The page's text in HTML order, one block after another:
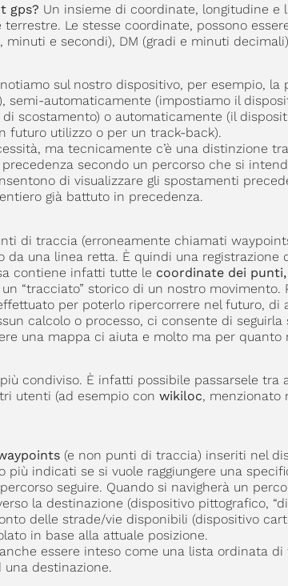
gps? Un insieme di coordinate, longitudine e
Le stesse coordinate, possono
e secondi), DM (gradi e minuti
sul nostro dispositivo, per esempio, la
semi-automaticamente (impostiamo il
scostamento) o automaticamente (il
futuro utilizzo o per un track-back).
ma tecnicamente c’è una distinzione
secondo un percorso che si
di visualizzare gli spostamenti
già battuto in precedenza.
di traccia (erroneamente chiamati
una linea retta. È quindi una registrazione
contiene infatti tutte le coordinate dei punti,
“tracciato” storico di un nostro movimento.
per poterlo ripercorrere nel futuro, di
calcolo o processo, ci consente di seguirla
una mappa ci aiuta e molto ma per quanto
condiviso. È infatti possibile passarsele tra
utenti (ad esempio con wikiloc, menzionato
(e non punti di traccia) inseriti nel
indicati se si vuole raggiungere una
seguire. Quando si navigherà un
la destinazione (dispositivo pittografico,
delle strade/vie disponibili (dispositivo
in base alla attuale posizione.
essere inteso come una lista ordinata di
destinazione.